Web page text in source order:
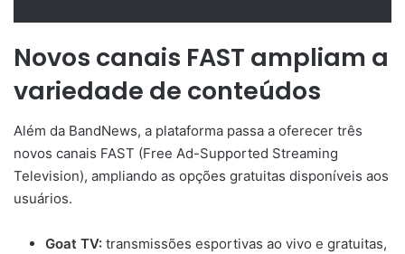
Novos canais FAST ampliam a
variedade de conteúdos
Além da BandNews, a plataforma passa a oferecer três
novos canais FAST (Free Ad-Supported Streaming
Television), ampliando as opções gratuitas disponíveis aos
usuários.
Goat TV: transmissões esportivas ao vivo e gratuitas,